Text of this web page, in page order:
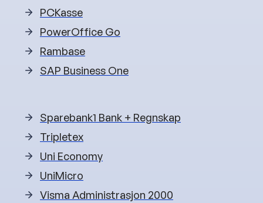
PCKasse
PowerOffice Go
Rambase
SAP Business One
Sparebank1 Bank + Regnskap
Tripletex
Uni Economy
UniMicro
Visma Administrasjon 2000